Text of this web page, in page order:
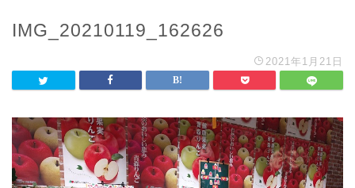
IMG_20210119_162626
2021年1月21日